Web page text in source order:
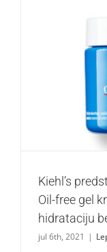
Kiehl’s
kreme za
Kiehl’s
Oil-free gel
hidrataciju
jul 6th, 2021 |